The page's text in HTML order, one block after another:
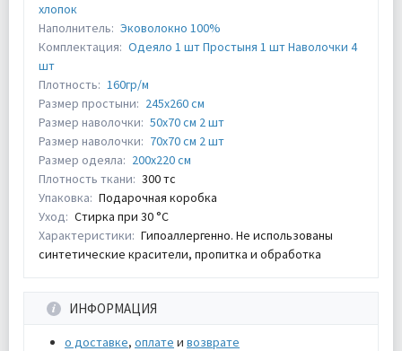
хлопок
Наполнитель: Эковолокно 100%
Комплектация: Одеяло 1 шт Простыня 1 шт Наволочки 4
шт
Плотность: 160гр/м
Размер простыни: 245х260 см
Размер наволочки: 50х70 см 2 шт
Размер наволочки: 70х70 см 2 шт
Размер одеяла: 200х220 см
Плотность ткани: 300 тс
Упаковка: Подарочная коробка
Уход: Стирка при 30 °С
Характеристики: Гипоаллергенно. Не использованы
синтетические красители, пропитка и обработка
ИНФОРМАЦИЯ
о доставке, оплате и возврате